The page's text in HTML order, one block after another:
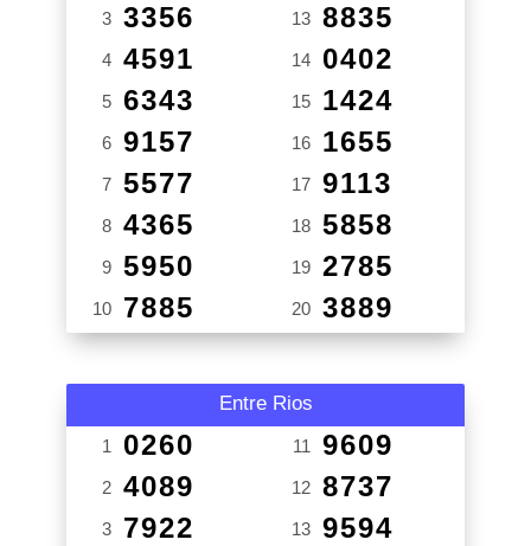
3 3356
4 4591
5 6343
6 9157
7 5577
8 4365
9 5950
10 7885
13 8835
14 0402
15 1424
16 1655
17 9113
18 5858
19 2785
20 3889
Entre Rios
1 0260
2 4089
3 7922
11 9609
12 8737
13 9594